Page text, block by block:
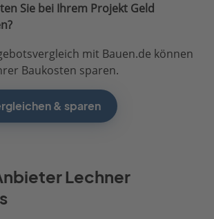
Sie bei Ihrem Projekt Geld
mit Bauen.de können
Baukosten sparen.
& sparen
Lechner